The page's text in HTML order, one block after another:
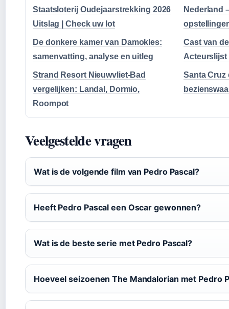
Staatsloterij Oudejaarstrekking 2026
Uitslag | Check uw lot
Nederland
De donkere kamer van Damokles:
samenvatting, analyse en uitleg
Cast van
Acteurslijst
Strand Resort Nieuwvliet-Bad
vergelijken: Landal, Dormio,
Roompot
Santa Cruz
Veelgestelde vragen
Wat is de volgende film van Pedro Pascal?
Heeft Pedro Pascal een Oscar gewonnen?
Wat is de beste serie met Pedro Pascal?
Hoeveel seizoenen The Mandalorian met Pedro